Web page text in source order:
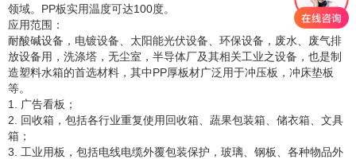
领域。PP板实用温度可达100度。
应用范围：
耐酸碱设备，电镀设备、太阳能光伏设备、环保设备，废水、废气排
放设备用，洗涤塔，无尘室，半导体厂及其相关工业之设备，也是制
造塑料水箱的首选材料，其中PP厚板材广泛用于冲压板，冲床垫板
等。
1. 广告看板；
2. 回收箱，包括各行业重复使用回收箱、蔬果包装箱、储衣箱、文具
箱；
3. 工业用板，包括电线电缆外覆包装保护，玻璃、钢板、各种物品外